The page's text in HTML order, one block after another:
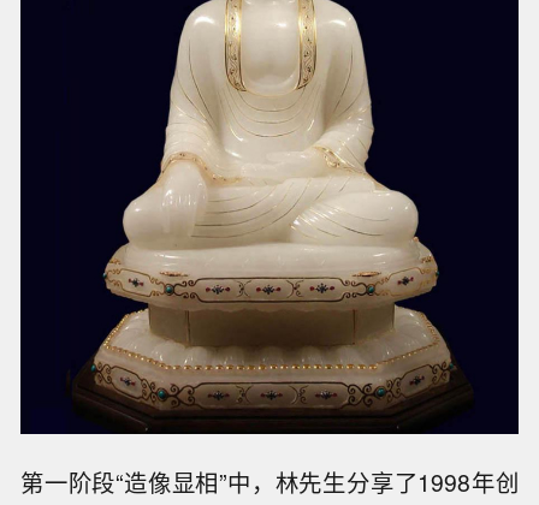
第一阶段“造像显相”中，林先生分享了1998年创